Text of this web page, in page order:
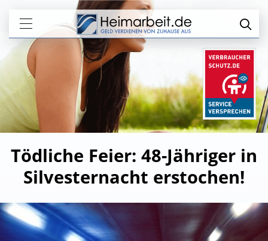
Tödliche Feier: 48-Jähriger in
Silvesternacht erstochen!